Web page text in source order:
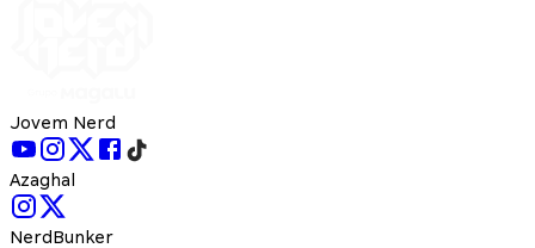
Jovem Nerd
Azaghal
NerdBunker